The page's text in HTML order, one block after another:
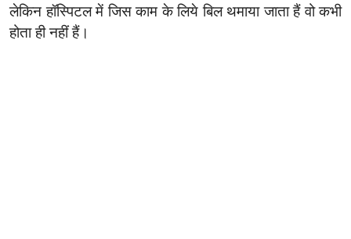
लेकिन हॉस्पिटल में जिस काम के लिये बिल थमाया जाता हैं वो कभी
होता ही नहीं हैं।